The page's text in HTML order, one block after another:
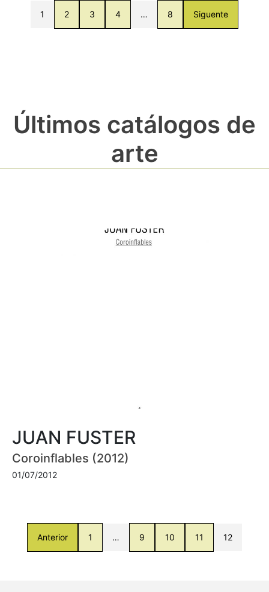
1 2 3 4 … 8 Siguente
Últimos catálogos de
arte
JUAN FUSTER
Coroinflables (2012)
01/07/2012
Anterior 1 … 9 10 11 12